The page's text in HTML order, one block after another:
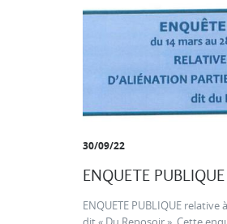
30/09/22
ENQUETE PUBLIQUE
ENQUETE PUBLIQUE